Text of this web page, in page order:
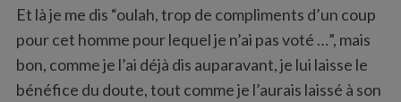
Et là je me dis “oulah, trop de compliments d’un coup
pour cet homme pour lequel je n’ai pas voté …”, mais
bon, comme je l’ai déjà dis auparavant, je lui laisse le
bénéfice du doute, tout comme je l’aurais laissé à son